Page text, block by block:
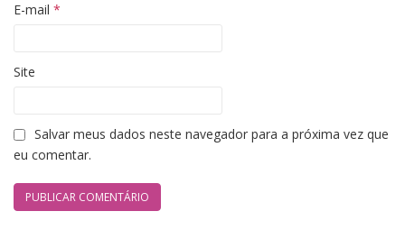
E-mail *
Site
Salvar meus dados neste navegador para a próxima vez que
eu comentar.